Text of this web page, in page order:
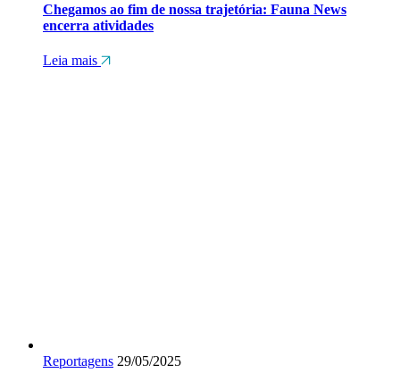
Chegamos ao fim de nossa trajetória: Fauna News
encerra atividades
Leia mais
Reportagens 29/05/2025